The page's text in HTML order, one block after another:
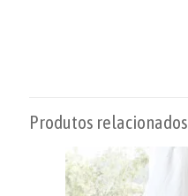
Produtos relacionados